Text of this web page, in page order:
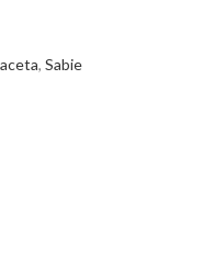
, Sabie